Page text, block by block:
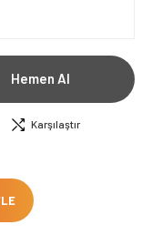
Hemen Al
Karşılaştır